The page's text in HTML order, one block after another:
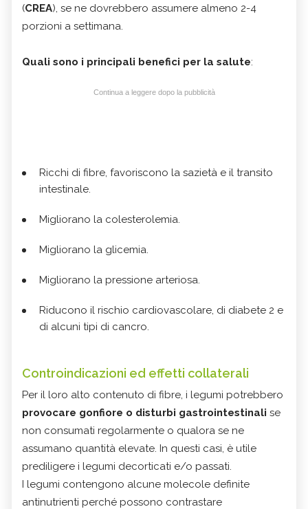
(CREA), se ne dovrebbero assumere almeno 2-4
porzioni a settimana.
Quali sono i principali benefici per la salute:
Continua a leggere dopo la pubblicità
Ricchi di fibre, favoriscono la sazietà e il transito
intestinale.
Migliorano la colesterolemia.
Migliorano la glicemia.
Migliorano la pressione arteriosa.
Riducono il rischio cardiovascolare, di diabete 2 e
di alcuni tipi di cancro.
Controindicazioni ed effetti collaterali
Per il loro alto contenuto di fibre, i legumi potrebbero
provocare gonfiore o disturbi gastrointestinali se
non consumati regolarmente o qualora se ne
assumano quantità elevate. In questi casi, è utile
prediligere i legumi decorticati e/o passati.
I legumi contengono alcune molecole definite
antinutrienti perché possono contrastare